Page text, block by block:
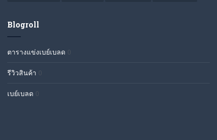
Blogroll
ตารางแข่งเบย์เบลด 0
รีวิวสินค้า 0
เบย์เบลด 0